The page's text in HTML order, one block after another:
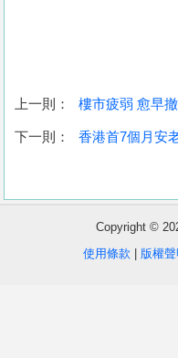
收
盤
上一則： 樓市疲弱 愈早
下一則： 香港首7個月安
Copyright ©
使用條款
版權聲